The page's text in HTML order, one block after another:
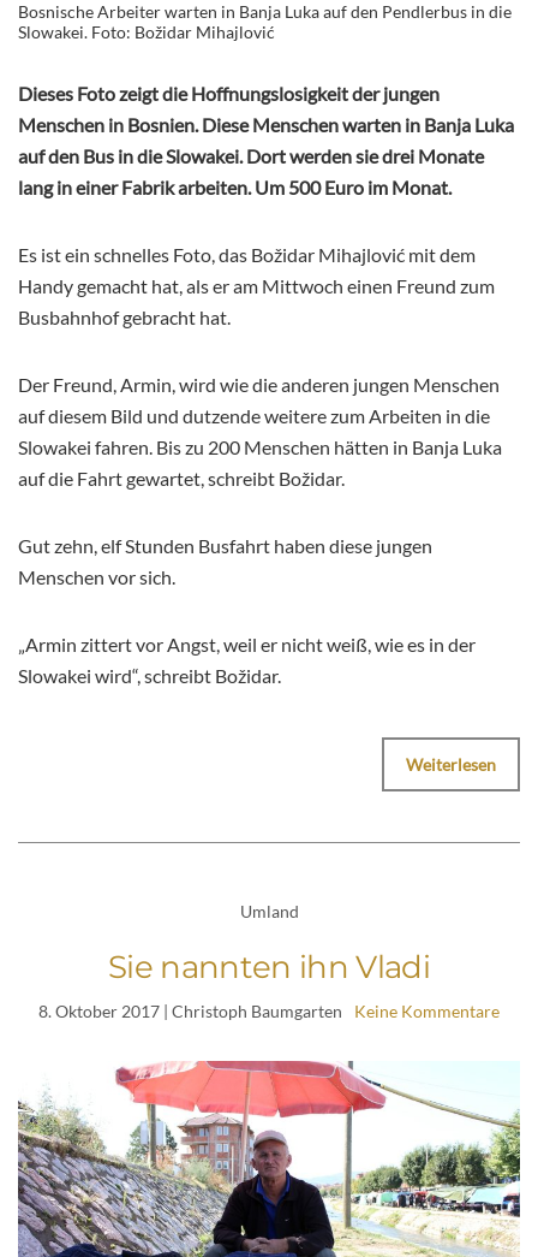
Bosnische Arbeiter warten in Banja Luka auf den Pendlerbus in die
Slowakei. Foto: Božidar Mihajlović
Dieses Foto zeigt die Hoffnungslosigkeit der jungen
Menschen in Bosnien. Diese Menschen warten in Banja Luka
auf den Bus in die Slowakei. Dort werden sie drei Monate
lang in einer Fabrik arbeiten. Um 500 Euro im Monat.
Es ist ein schnelles Foto, das Božidar Mihajlović mit dem
Handy gemacht hat, als er am Mittwoch einen Freund zum
Busbahnhof gebracht hat.
Der Freund, Armin, wird wie die anderen jungen Menschen
auf diesem Bild und dutzende weitere zum Arbeiten in die
Slowakei fahren. Bis zu 200 Menschen hätten in Banja Luka
auf die Fahrt gewartet, schreibt Božidar.
Gut zehn, elf Stunden Busfahrt haben diese jungen
Menschen vor sich.
„Armin zittert vor Angst, weil er nicht weiß, wie es in der
Slowakei wird“, schreibt Božidar.
Weiterlesen
Umland
Sie nannten ihn Vladi
8. Oktober 2017 | Christoph Baumgarten Keine Kommentare